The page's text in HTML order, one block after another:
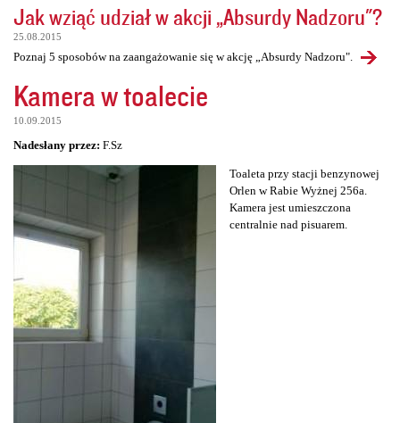
Jak wziąć udział w akcji „Absurdy Nadzoru"?
25.08.2015
Poznaj 5 sposobów na zaangażowanie się w akcję „Absurdy Nadzoru".
Kamera w toalecie
10.09.2015
Nadesłany przez: F.Sz
Toaleta przy stacji benzynowej
Orlen w Rabie Wyżnej 256a.
Kamera jest umieszczona
centralnie nad pisuarem.